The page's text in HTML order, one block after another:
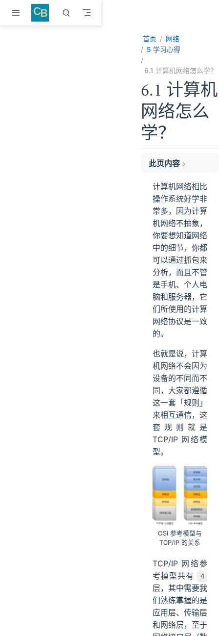
跳至主要內容
首页
网络
5 学习心得
6.1 计算机网络怎么学？
6.1 计算机
网络怎么
学？
此页内容
深入学习系列
实战系列
最后
计算机网络相比
操作系统好学非
常多，因为计算
机网络不抽象，
你要想知道网络
中的细节，你都
可以通过抓包来
分析，而且不管
是手机、个人电
脑和服务器，它
们所使用的计算
网络协议是一致
的。
也就是说，计算
机网络不会因为
设备的不同而不
同，大家都遵循
这一套「规则」
来相互通信，这
套规则就是
TCP/IP 网络模
型。
OSI 参考模型与
TCP/IP 的关系
TCP/IP 网络参
考模型共有
4
层，其中需要我
们熟练掌握的是
应用层、传输层
和网络层，至于